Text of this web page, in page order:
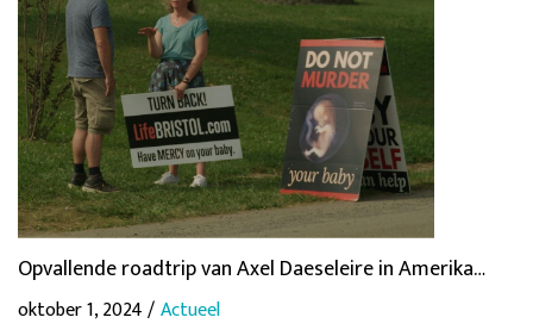
Opvallende roadtrip van Axel Daeseleire in Amerika…
oktober 1, 2024 /Actueel